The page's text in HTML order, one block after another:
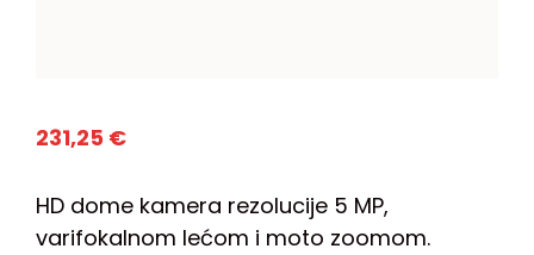
231,25 €
HD dome kamera rezolucije 5 MP,
varifokalnom lećom i moto zoomom.